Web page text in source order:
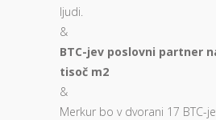
ljudi.
&
BTC-jev poslovni partner
tisoč m2
&
Merkur bo v dvorani 17 BTC-